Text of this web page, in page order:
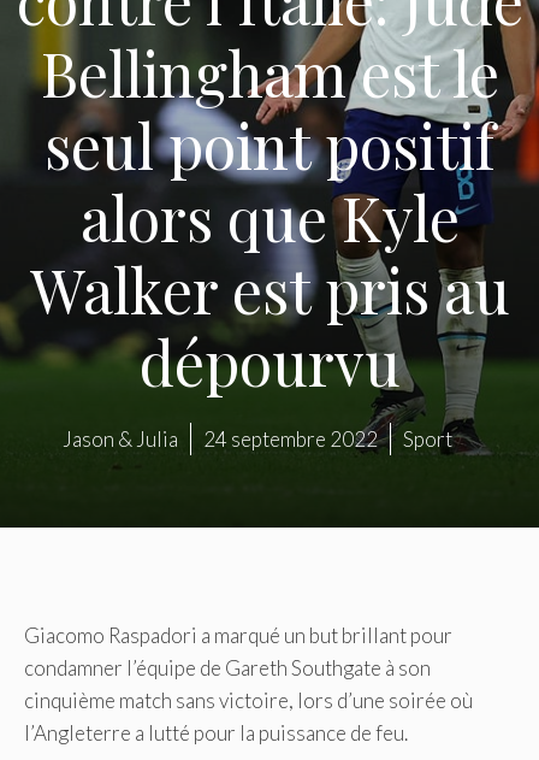
Bellingham est le
seul point positif
alors que Kyle
Walker est pris au
dépourvu
Jason & Julia 24 septembre 2022 Sport
Giacomo Raspadori a marqué un but brillant pour
condamner l’équipe de Gareth Southgate à son
cinquième match sans victoire, lors d’une soirée où
l’Angleterre a lutté pour la puissance de feu.